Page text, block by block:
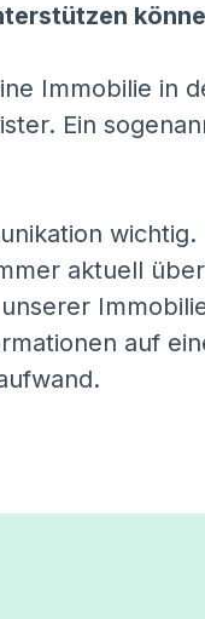
Immobilie in
Ein
wichtig.
aktuell
auf